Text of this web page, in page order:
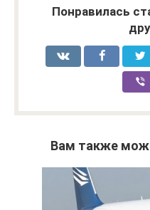
Понравилась
Вам также